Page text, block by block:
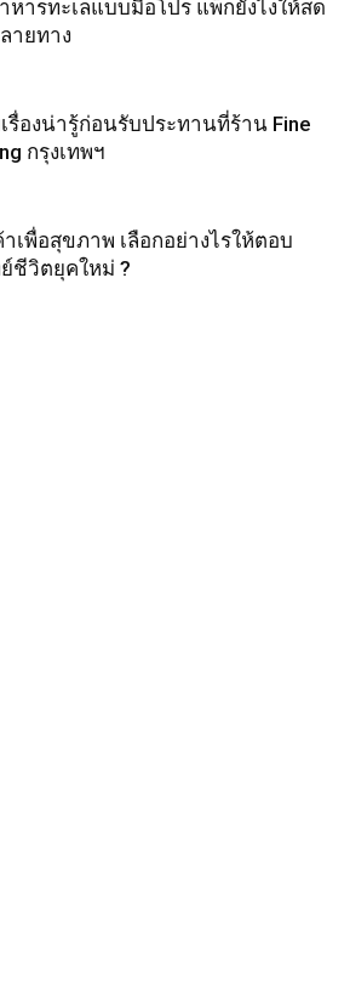
หารทะเลแบบมือโปร แพ็กยังไงให้สด
ายทาง
รื่องน่ารู้ก่อนรับประทานที่ร้าน Fine
กรุงเทพฯ
เพื่อสุขภาพ เลือกอย่างไรให้ตอบ
ชีวิตยุคใหม่ ?